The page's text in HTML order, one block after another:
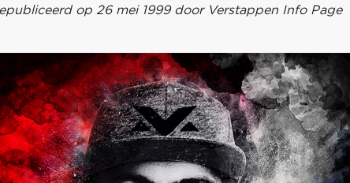
op 26 mei 1999 door Verstappen Info Page